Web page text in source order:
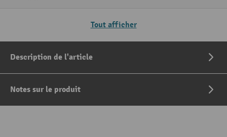
Tout afficher
Description de l'article
Notes sur le produit